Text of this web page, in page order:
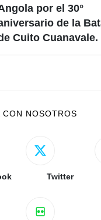
por el 30°
de la
Cuito Cuanavale.
CON NOSOTROS
Twitter